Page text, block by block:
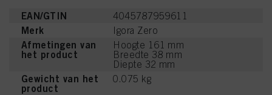
EAN/GTIN 4045787959611
Merk Igora Zero
Afmetingen van
het product
Hoogte 161 mm
Breedte 38 mm
Diepte 32 mm
Gewicht van het
product
0.075 kg